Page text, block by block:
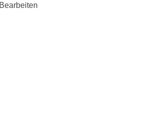
Bearbeiten